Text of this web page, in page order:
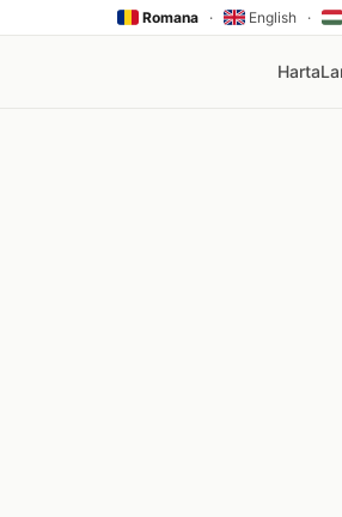
Romana · English ·
Harta